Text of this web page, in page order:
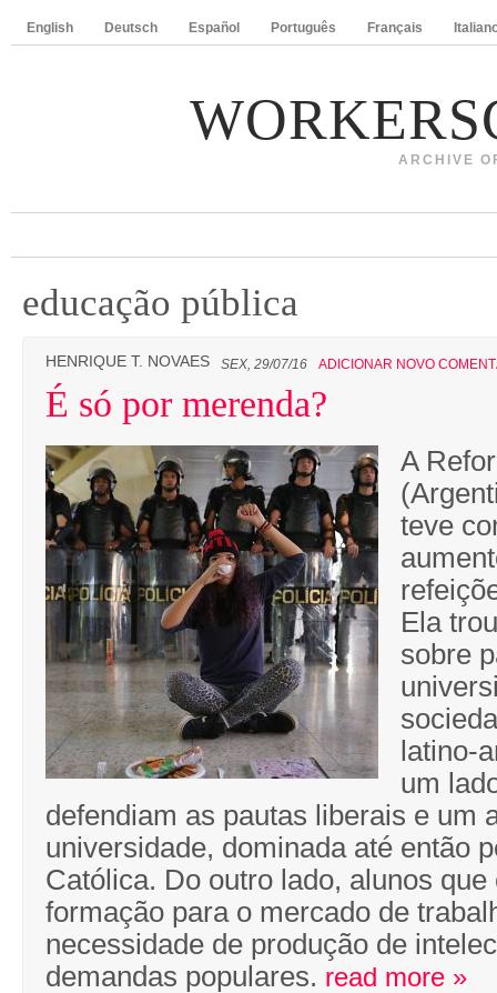
English Deutsch Español Português Français
ARCHIVE
educação pública
HENRIQUE T. NOVAES SEX, 29/07/16 ADICIONAR NOVO
É só por merenda?
A
teve
Ela
sobre
latino-
um
defendiam as pautas liberais e um
universidade, dominada até então
Católica. Do outro lado, alunos
formação para o mercado de
necessidade de produção de
demandas populares. read more »